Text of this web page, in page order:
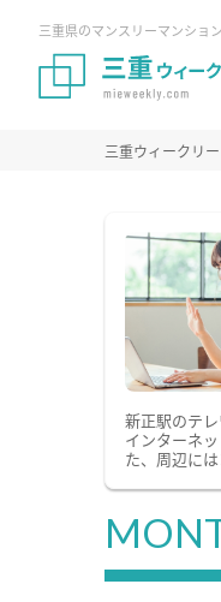
三重県のマンスリーマンショ
三重ウィークリ
新正駅のテ
インターネ
た、周辺に